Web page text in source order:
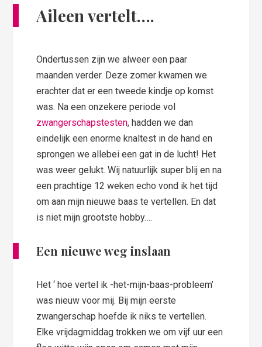
Aileen vertelt….
Ondertussen zijn we alweer een paar
maanden verder. Deze zomer kwamen we
erachter dat er een tweede kindje op komst
was. Na een onzekere periode vol
zwangerschapstesten, hadden we dan
eindelijk een enorme knaltest in de hand en
sprongen we allebei een gat in de lucht! Het
was weer gelukt. Wij natuurlijk super blij en na
een prachtige 12 weken echo vond ik het tijd
om aan mijn nieuwe baas te vertellen. En dat
is niet mijn grootste hobby….
Een nieuwe weg inslaan
Het ‘ hoe vertel ik -het-mijn-baas-probleem’
was nieuw voor mij. Bij mijn eerste
zwangerschap hoefde ik niks te vertellen.
Elke vrijdagmiddag trokken we om vijf uur een